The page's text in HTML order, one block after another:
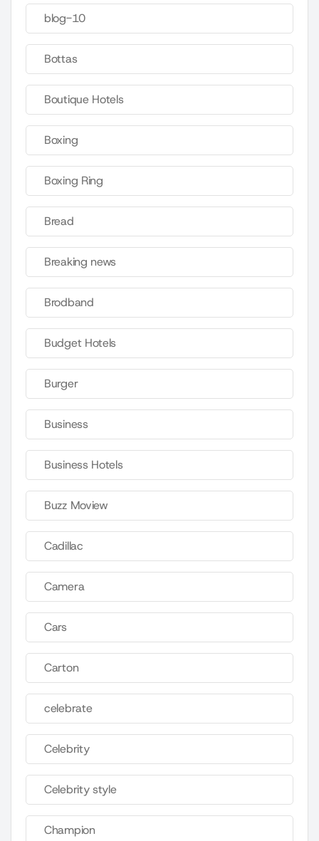
blog-10
Bottas
Boutique Hotels
Boxing
Boxing Ring
Bread
Breaking news
Brodband
Budget Hotels
Burger
Business
Business Hotels
Buzz Moview
Cadillac
Camera
Cars
Carton
celebrate
Celebrity
Celebrity style
Champion